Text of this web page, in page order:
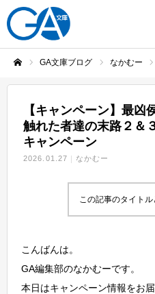
GA文庫ブログ なかむー
【キャンペーン】最凶
触れた者達の末路２＆
キャンペーン
2026.01.27 なかむー
この記事のタイト
こんばんは。
GA編集部のなかむーです。
本日はキャンペーン情報をお届